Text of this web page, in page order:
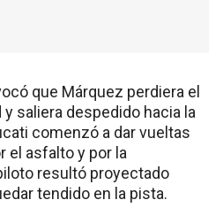
que Márquez perdiera el
saliera despedido hacia la
comenzó a dar vueltas
el asfalto y por la
resultó proyectado
tendido en la pista.